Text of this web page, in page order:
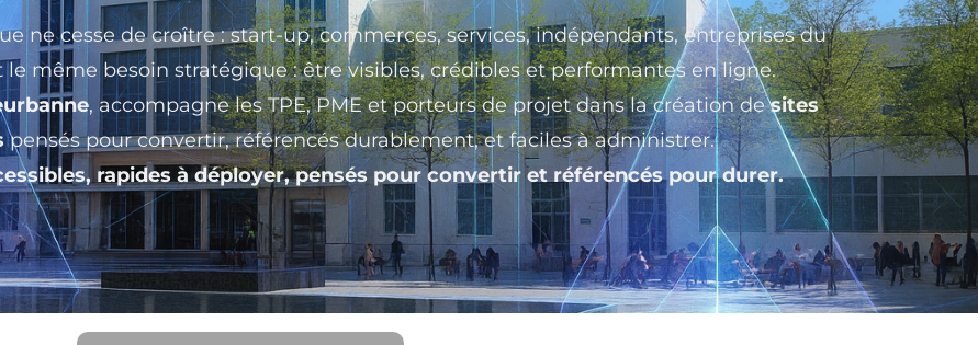
ne cesse de croître : start-up, commerces, services, indépendants, entreprises du
même besoin stratégique : être visibles, crédibles et performantes en ligne.
, accompagne les TPE, PME et porteurs de projet dans la création desites
pensés pour convertir, référencés durablement, et faciles à administrer.
rapides à déployer, pensés pour convertir et référencés pour durer.